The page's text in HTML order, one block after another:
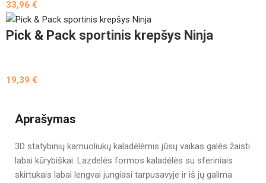
33,96€
Pick & Pack sportinis krepšys Ninja
19,39€
Aprašymas
3D statybinių kamuoliukų kaladėlėmis jūsų vaikas galės žaisti
labai kūrybiškai. Lazdelės formos kaladėlės su sferiniais
skirtukais labai lengvai jungiasi tarpusavyje ir iš jų galima